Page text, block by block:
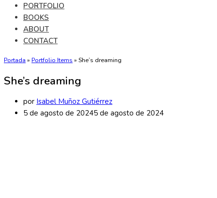
navegaciónPORTFOLIO
BOOKS
ABOUT
CONTACT
Portada » Portfolio Items » She’s dreaming
She’s dreaming
por Isabel Muñoz Gutiérrez
5 de agosto de 20245 de agosto de 2024